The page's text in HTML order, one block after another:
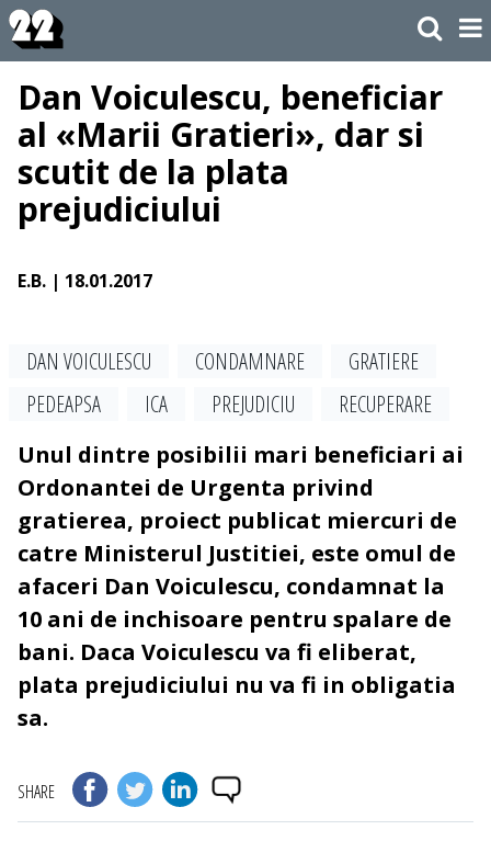
Dan Voiculescu, beneficiar
al «Marii Gratieri», dar si
scutit de la plata
prejudiciului
E.B. | 18.01.2017
DAN VOICULESCU CONDAMNARE
GRATIERE
PEDEAPSA
ICA PREJUDICIU
RECUPERARE
Unul dintre posibilii mari beneficiari ai
Ordonantei de Urgenta privind
gratierea, proiect publicat miercuri de
catre Ministerul Justitiei, este omul de
afaceri Dan Voiculescu, condamnat la
10 ani de inchisoare pentru spalare de
bani. Daca Voiculescu va fi eliberat,
plata prejudiciului nu va fi in obligatia
sa.
SHARE